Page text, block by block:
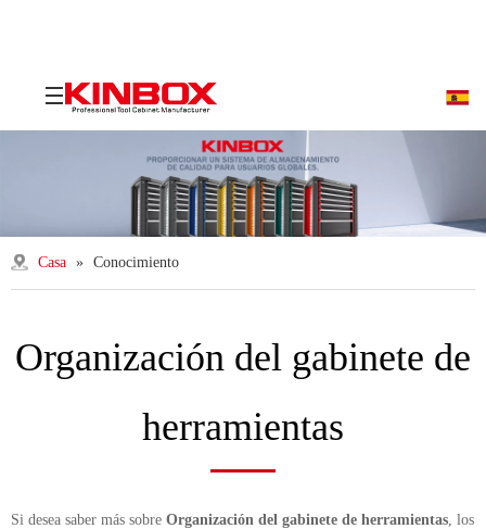
Casa » Conocimiento
Organización del gabinete de
herramientas
Si desea saber más sobre Organización del gabinete de herramientas, los